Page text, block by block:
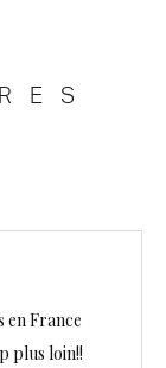
en France
plus loin!!